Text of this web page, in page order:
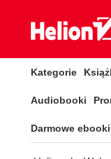
Kategorie
Audiobooki
Darmowe ebooki